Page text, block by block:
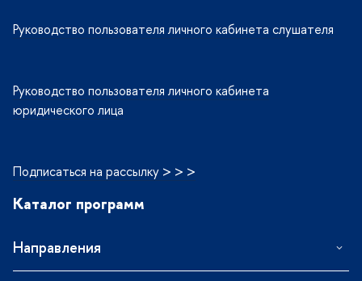
Руководство пользователя личного кабинета слушателя
Руководство пользователя личного кабинета
юридического лица
Подписаться на рассылку > > >
Каталог программ
Направления